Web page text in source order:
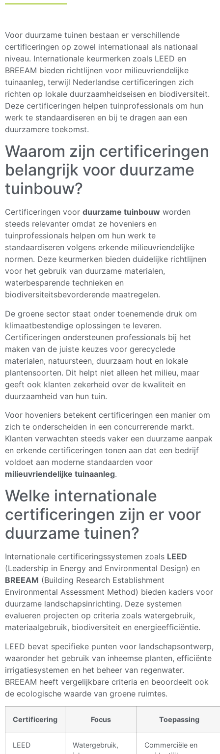
Voor duurzame tuinen bestaan er verschillende
certificeringen op zowel internationaal als nationaal
niveau. Internationale keurmerken zoals LEED en
BREEAM bieden richtlijnen voor milieuvriendelijke
tuinaanleg, terwijl Nederlandse certificeringen zich
richten op lokale duurzaamheidseisen en biodiversiteit.
Deze certificeringen helpen tuinprofessionals om hun
werk te standaardiseren en bij te dragen aan een
duurzamere toekomst.
Waarom zijn certificeringen
belangrijk voor duurzame
tuinbouw?
Certificeringen voor duurzame tuinbouw worden
steeds relevanter omdat ze hoveniers en
tuinprofessionals helpen om hun werk te
standaardiseren volgens erkende milieuvriendelijke
normen. Deze keurmerken bieden duidelijke richtlijnen
voor het gebruik van duurzame materialen,
waterbesparende technieken en
biodiversiteitsbevorderende maatregelen.
De groene sector staat onder toenemende druk om
klimaatbestendige oplossingen te leveren.
Certificeringen ondersteunen professionals bij het
maken van de juiste keuzes voor gerecyclede
materialen, natuursteen, duurzaam hout en lokale
plantensoorten. Dit helpt niet alleen het milieu, maar
geeft ook klanten zekerheid over de kwaliteit en
duurzaamheid van hun tuin.
Voor hoveniers betekent certificeringen een manier om
zich te onderscheiden in een concurrerende markt.
Klanten verwachten steeds vaker een duurzame aanpak
en erkende certificeringen tonen aan dat een bedrijf
voldoet aan moderne standaarden voor
milieuvriendelijke tuinaanleg.
Welke internationale
certificeringen zijn er voor
duurzame tuinen?
Internationale certificeringssystemen zoals LEED
(Leadership in Energy and Environmental Design) en
BREEAM (Building Research Establishment
Environmental Assessment Method) bieden kaders voor
duurzame landschapsinrichting. Deze systemen
evalueren projecten op criteria zoals watergebruik,
materiaalgebruik, biodiversiteit en energieefficiëntie.
LEED bevat specifieke punten voor landschapsontwerp,
waaronder het gebruik van inheemse planten, efficiënte
irrigatiesystemen en het beheer van regenwater.
BREEAM heeft vergelijkbare criteria en beoordeelt ook
de ecologische waarde van groene ruimtes.
Certificering Focus Toepassing
LEED
Watergebruik,
Commerciële en